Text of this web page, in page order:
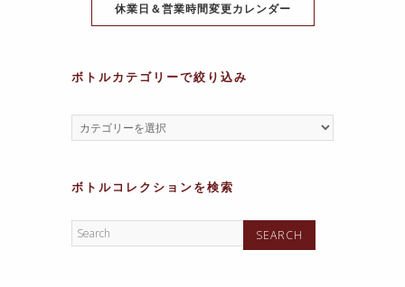
k
休業日＆営業時間変更カレンダー
ボトルカテゴリーで絞り込み
ボトルコレクションを検索